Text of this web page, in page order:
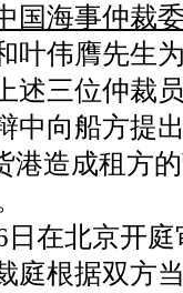
国海事仲裁
叶伟膺先生
述三位仲裁
向船方提出
港造成租方
在北京开庭
庭根据双方